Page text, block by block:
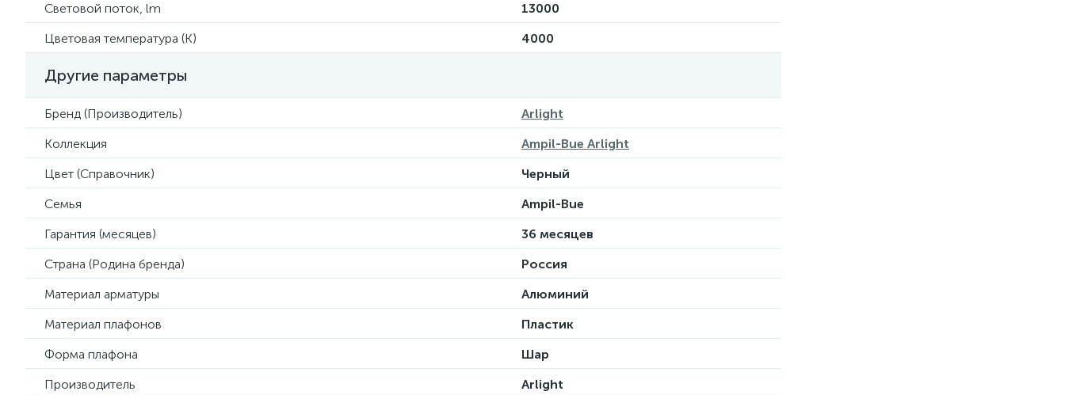
Световой поток, lm
13000
Цветовая температура (К)
4000
Другие параметры
Бренд (Производитель)
Arlight
Коллекция
Ampil-Bue Arlight
Цвет (Справочник)
Черный
Семья
Ampil-Bue
Гарантия (месяцев)
36 месяцев
Страна (Родина бренда)
Россия
Материал арматуры
Алюминий
Материал плафонов
Пластик
Форма плафона
Шар
Производитель
Arlight